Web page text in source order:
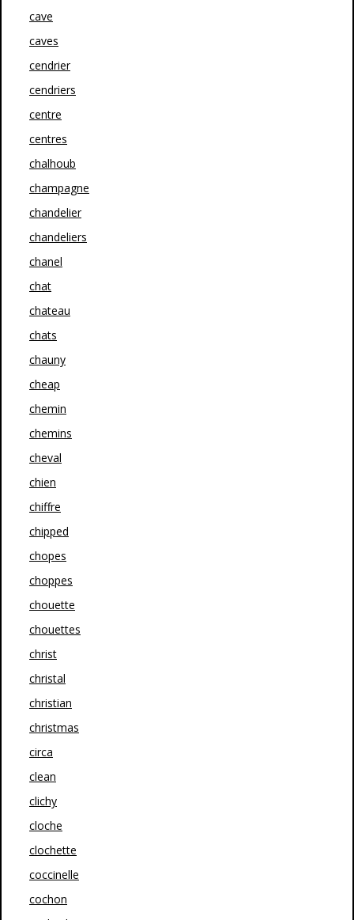
cave
caves
cendrier
cendriers
centre
centres
chalhoub
champagne
chandelier
chandeliers
chanel
chat
chateau
chats
chauny
cheap
chemin
chemins
cheval
chien
chiffre
chipped
chopes
choppes
chouette
chouettes
christ
christal
christian
christmas
circa
clean
clichy
cloche
clochette
coccinelle
cochon